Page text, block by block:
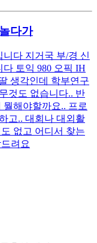
다가
다 지거국 부/경 신
토익 980 오픽 IH
생각인데 학부연구
것도 없습니다.. 반
해야할까요.. 프로
고.. 대회나 대외활
없고 어디서 찾는
려요